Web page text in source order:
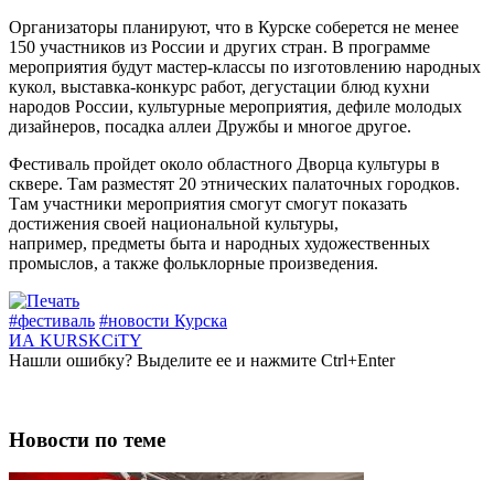
Организаторы планируют, что в Курске соберется не менее
150 участников из России и других стран. В программе
мероприятия будут мастер-классы по изготовлению народных
кукол, выставка-конкурс работ, дегустации блюд кухни
народов России, культурные мероприятия, дефиле молодых
дизайнеров, посадка аллеи Дружбы и многое другое.
Фестиваль пройдет около областного Дворца культуры в
сквере. Там разместят 20 этнических палаточных городков.
Там участники мероприятия смогут смогут показать
достижения своей национальной культуры,
например, предметы быта и народных художественных
промыслов, а также фольклорные произведения.
#фестиваль #новости Курска
ИА KURSKCiTY
Нашли ошибку? Выделите ее и нажмите Ctrl+Enter
Новости по теме